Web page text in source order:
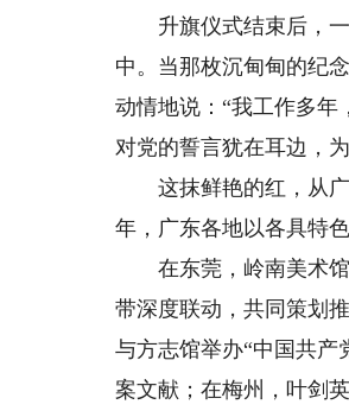
升旗仪式结束后，一
中。当那枚沉甸甸的纪
动情地说：“我工作多年
对党的誓言犹在耳边，
这抹鲜艳的红，从广
年，广东各地以各具特
在东莞，岭南美术馆
带深度联动，共同策划
与方志馆举办“中国共产
案文献；在梅州，叶剑